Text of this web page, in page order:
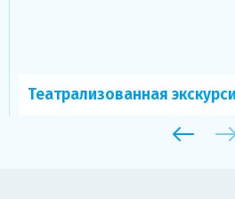
Театрализованная